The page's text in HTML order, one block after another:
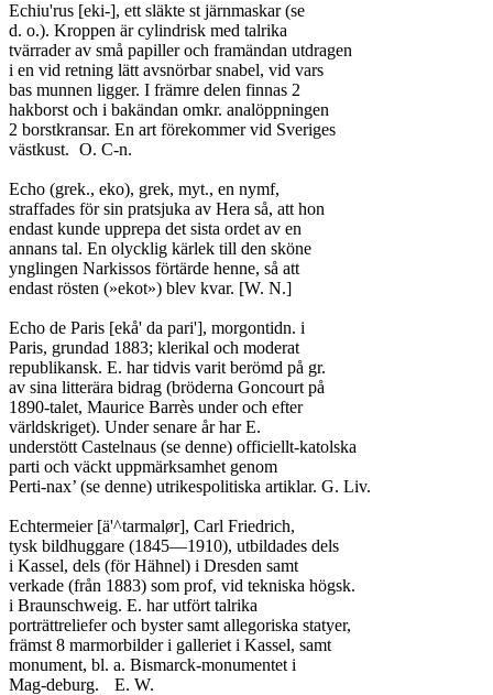
Echiu'rus [eki-], ett släkte st järnmaskar (se
d. o.). Kroppen är cylindrisk med talrika
tvärrader av små papiller och framändan utdragen
i en vid retning lätt avsnörbar snabel, vid vars
bas munnen ligger. I främre delen finnas 2
hakborst och i bakändan omkr. analöppningen
2 borstkransar. En art förekommer vid Sveriges
västkust.	O. C-n.
Echo (grek., eko), grek, myt., en nymf,
straffades för sin pratsjuka av Hera så, att hon
endast kunde upprepa det sista ordet av en
annans tal. En olycklig kärlek till den sköne
ynglingen Narkissos förtärde henne, så att
endast rösten (»ekot») blev kvar. [W. N.]
Echo de Paris [ekå' da pari'], morgontidn. i
Paris, grundad 1883; klerikal och moderat
republikansk. E. har tidvis varit berömd på gr.
av sina litterära bidrag (bröderna Goncourt på
1890-talet, Maurice Barrès under och efter
världskriget). Under senare år har E.
understött Castelnaus (se denne) officiellt-katolska
parti och väckt uppmärksamhet genom
Perti-nax’ (se denne) utrikespolitiska artiklar. G. Liv.
Echtermeier [ä'^tarmalør], Carl Friedrich,
tysk bildhuggare (1845—1910), utbildades dels
i Kassel, dels (för Hähnel) i Dresden samt
verkade (från 1883) som prof, vid tekniska högsk.
i Braunschweig. E. har utfört talrika
porträttreliefer och byster samt allegoriska statyer,
främst 8 marmorbilder i galleriet i Kassel, samt
monument, bl. a. Bismarck-monumentet i
Mag-deburg.	E. W.